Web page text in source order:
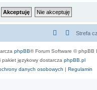
Strefa
phpBB® Forum Software © phpBB
pakiet językowy dostarcza phpBB.pl
danych osobowych | Regulamin